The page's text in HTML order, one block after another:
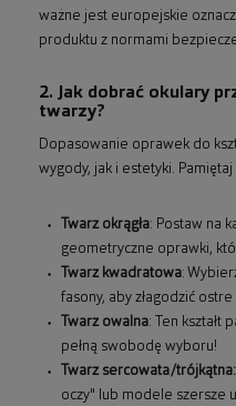
ważne jest europejskie
produktu z normami
2. Jak dobrać okulary
twarzy?
Dopasowanie oprawek do
wygody, jak i estetyki.
Twarz okrągła: Postaw na
geometryczne oprawki,
Twarz kwadratowa:
fasony, aby złagodzić ostre
Twarz owalna: Ten kształt
pełną swobodę wyboru!
Twarz sercowata/trójkątna:
oczy" lub modele szersze u